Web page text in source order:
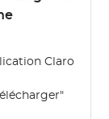
Claro